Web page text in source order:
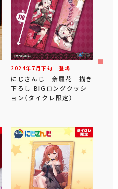
2024年 7 月下旬 登場
にじさんじ 奈羅花 描き
下ろし BIGロングクッシ
ョン（タイクレ限定）